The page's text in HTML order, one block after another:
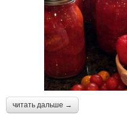
читать дальше →